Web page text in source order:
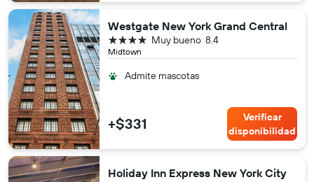
Westgate New York Grand Central
Midtown
8.4
Muy bueno
4 estrellas
Admite mascotas
+$331
Verificar
disponibilidad
Holiday Inn Express New York City